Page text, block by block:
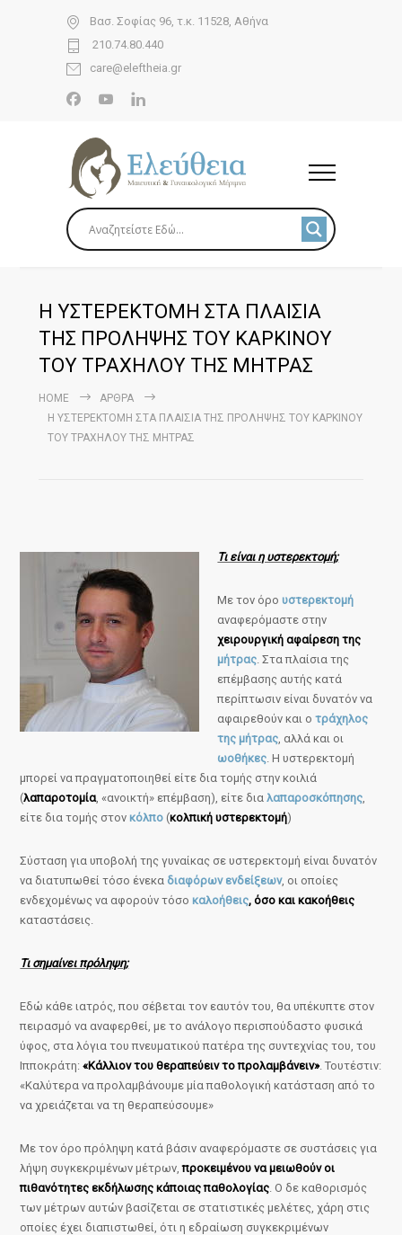
Βασ. Σοφίας 96, τ.κ. 11528, Αθήνα
210.74.80.440
care@eleftheia.gr
Η ΥΣΤΕΡΕΚΤΟΜΗ ΣΤΑ ΠΛΑΙΣΙΑ
ΤΗΣ ΠΡΟΛΗΨΗΣ ΤΟΥ ΚΑΡΚΙΝΟΥ
ΤΟΥ ΤΡΑΧΗΛΟΥ ΤΗΣ ΜΗΤΡΑΣ
HOME
ΆΡΘΡΑ
Η ΥΣΤΕΡΕΚΤΟΜΗ ΣΤΑ ΠΛΑΙΣΙΑ ΤΗΣ ΠΡΟΛΗΨΗΣ ΤΟΥ ΚΑΡΚΙΝΟΥ
ΤΟΥ ΤΡΑΧΗΛΟΥ ΤΗΣ ΜΗΤΡΑΣ
Τι είναι η υστερεκτομή;
Με τον όρουστερεκτομή
αναφερόμαστε στην
χειρουργική αφαίρεση της
μήτρας. Στα πλαίσια της
επέμβασης αυτής κατά
περίπτωσιν είναι δυνατόν να
αφαιρεθούν και οτράχηλος
της μήτρας, αλλά και οι
ωοθήκες. Η υστερεκτομή
μπορεί να πραγματοποιηθεί είτε δια τομής στην κοιλιά
(λαπαροτομία, «ανοικτή» επέμβαση), είτε διαλαπαροσκόπησης,
είτε δια τομής στονκόλπο (κολπική υστερεκτομή)
Σύσταση για υποβολή της γυναίκας σε υστερεκτομή είναι δυνατόν
να διατυπωθεί τόσο ένεκα διαφόρων ενδείξεων, οι οποίες
ενδεχομένως να αφορούν τόσοκαλοήθεις, όσο και κακοήθεις
καταστάσεις.
Τι σημαίνει πρόληψη;
Εδώ κάθε ιατρός, που σέβεται τον εαυτόν του, θα υπέκυπτε στον
πειρασμό να αναφερθεί, με το ανάλογο περισπούδαστο φυσικά
ύφος, στα λόγια του πνευματικού πατέρα της συντεχνίας του, του
Ιπποκράτη:«Κάλλιον του θεραπεύειν το προλαμβάνειν». Τουτέστιν:
«Καλύτερα να προλαμβάνουμε μία παθολογική κατάσταση από το
να χρειάζεται να τη θεραπεύσουμε»
Με τον όρο πρόληψη κατά βάσιν αναφερόμαστε σε συστάσεις για
λήψη συγκεκριμένων μέτρων,προκειμένου να μειωθούν οι
πιθανότητες εκδήλωσης κάποιας παθολογίας. Ο δε καθορισμός
των μέτρων αυτών βασίζεται σε στατιστικές μελέτες, χάρη στις
οποίες έχει διαπιστωθεί, ότι η εδραίωση συγκεκριμένων